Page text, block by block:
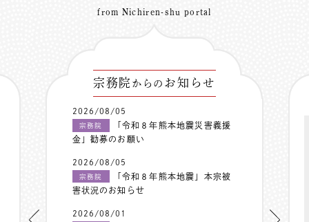
from Nichiren-shu portal
宗務院 からの お知らせ
2026/08/05
宗務院
「令和８年熊本地震災害義援
金」勧募のお願い
2026/08/05
宗務院
「令和８年熊本地震」本宗被
害状況のお知らせ
2026/08/01